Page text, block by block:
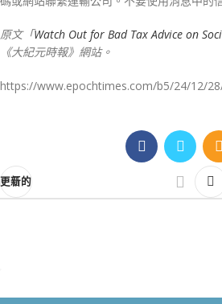
原文「Watch Out for Bad Tax Advice on
《大紀元時報》網站。
https://www.epochtimes.com/b5/24/12/
更新的